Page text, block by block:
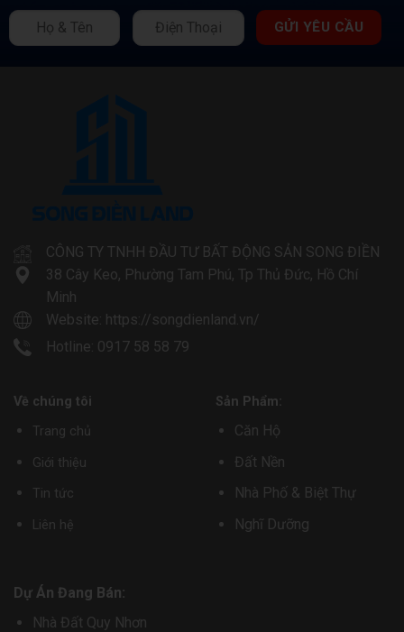
CÔNG TY TNHH ĐẦU TƯ BẤT ĐỘNG SẢN SONG ĐIỀN
38 Cây Keo, Phường Tam Phú, Tp Thủ Đức, Hồ Chí
Minh
Website: https://songdienland.vn/
Hotline: 0917 58 58 79
Về chúng tôi
Trang chủ
Giới thiệu
Tin tức
Liên hệ
Sản Phẩm:
Căn Hộ
Đất Nền
Nhà Phố & Biệt Thự
Nghĩ Dưỡng
Dự Án Đang Bán:
Nhà Đất Quy Nhơn